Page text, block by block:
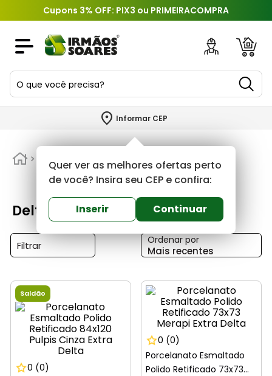
Cupons 3% OFF: PIX3 ou PRIMEIRACOMPRA
O que você precisa?
Informar CEP
Quer ver as melhores ofertas perto
de você? Insira seu CEP e confira:
Inserir Continuar
Delta
Delta
Ordenar por
Mais recentes
Filtrar
Saldão
0 (0)
0 (0)
Porcelanato Esmaltado
Polido Retificado 73x73
TERMOS MAIS BUSCADOS
2º
porta
revestimento
argamassa
6º
telha
8º
cimento
9
vaso sanitário
10º janela